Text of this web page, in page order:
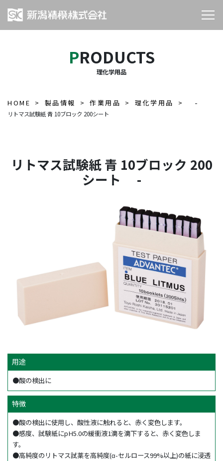
PRODUCTS
理化学用品
HOME 製品情報 作業用品 理化学用品
リトマス試験紙 青 10ブロック 200シート
-
リトマス試験紙 青 10ブロック 200
シート -
用途
●酸の検出に
特徴
●酸の検出に使用し、酸性液に触れると、赤く変色します。
●感度、試験紙にpH5.0の緩衝液1滴を滴下すると、赤く変色しま
す。
●高純度のリトマス試薬を高純度(α-セルロース99%以上)の紙に浸透